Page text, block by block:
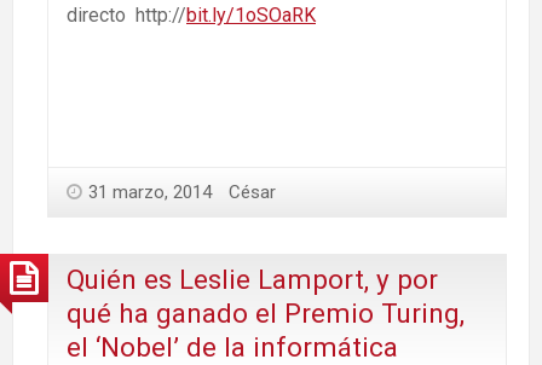
directo http://bit.ly/1oSOaRK
31 marzo, 2014 César
Quién es Leslie Lamport, y por
qué ha ganado el Premio Turing,
el ‘Nobel’ de la informática